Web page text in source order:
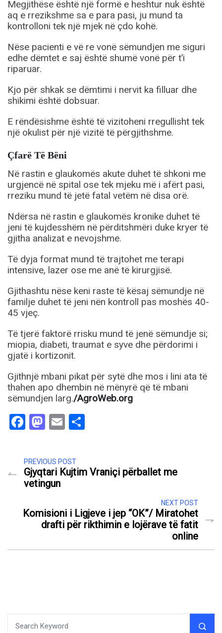
Megjithëse është një formë e heshtur nuk është
aq e rrezikshme sa e para pasi, ju mund ta
kontrolloni tek një mjek në çdo kohë.
Nëse pacienti e vë re vonë sëmundjen me siguri
edhe dëmtet e saj është shumë vonë për t’i
riparuar.
Kjo për shkak se dëmtimi i nervit ka filluar dhe
shikimi është dobsuar.
E rëndësishme është të vizitoheni rregullisht tek
një okulist për një vizitë të përgjithshme.
Çfarë Të Bëni
Në rastin e glaukomës akute duhet të shkoni me
urgjencë në spital ose tek mjeku më i afërt pasi,
rreziku mund të jetë fatal vetëm në disa orë.
Ndërsa në rastin e glaukomës kronike duhet të
jeni të kujdesshëm në përditshmëri duke kryer të
gjitha analizat e nevojshme.
Të dyja format mund të trajtohet me terapi
intensive, lazer ose me anë të kirurgjisë.
Gjithashtu nëse keni raste të kësaj sëmundje në
familje duhet të jeni nën kontroll pas moshës 40-
45 vjeç.
Të tjerë faktorë rrisku mund të jenë sëmundje si;
miopia, diabeti, traumat e syve dhe përdorimi i
gjatë i kortizonit.
Gjithnjë mbani pikat për sytë dhe mos i lini ata të
thahen apo dhembin në mënyrë që të mbani
sëmundjen larg./AgroWeb.org
Facebook
Mastodon
Email
PREVIOUS POST
Gjyqtari Kujtim Vraniçi përballet me
vetingun
NEXT POST
Komisioni i Ligjeve i jep “OK”/ Miratohet
drafti për rikthimin e lojërave të fatit
online